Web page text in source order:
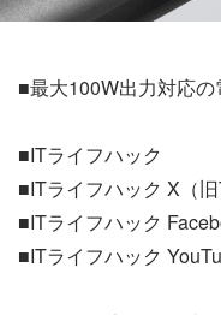
■最大100W出力対応の
■ITライフハック
■ITライフハック X（旧
■ITライフハック
■ITライフハック